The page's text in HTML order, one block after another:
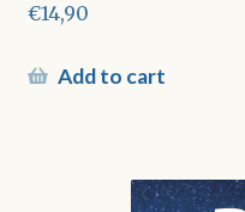
€14,90
Add to cart